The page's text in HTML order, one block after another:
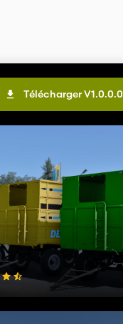
Télécharger V1.0.0.0